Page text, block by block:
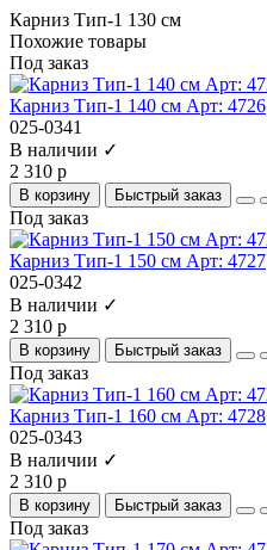
Карниз Тип-1 130 см
Похожие товары
Под заказ
Карниз Тип-1 140 см Арт: 4726
025-0341
В наличии ✓
2 310 р
В корзину Быстрый заказ
Под заказ
Карниз Тип-1 150 см Арт: 4727
025-0342
В наличии ✓
2 310 р
В корзину Быстрый заказ
Под заказ
Карниз Тип-1 160 см Арт: 4728
025-0343
В наличии ✓
2 310 р
В корзину Быстрый заказ
Под заказ